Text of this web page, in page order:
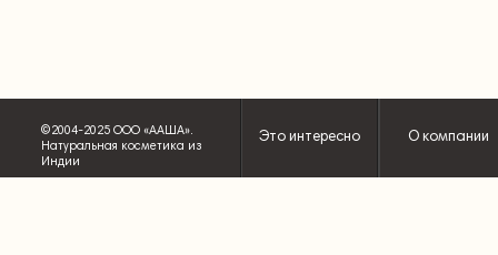
Это интересно О компании
©2004-2025 ООО «ААША».
Натуральная косметика из
Индии